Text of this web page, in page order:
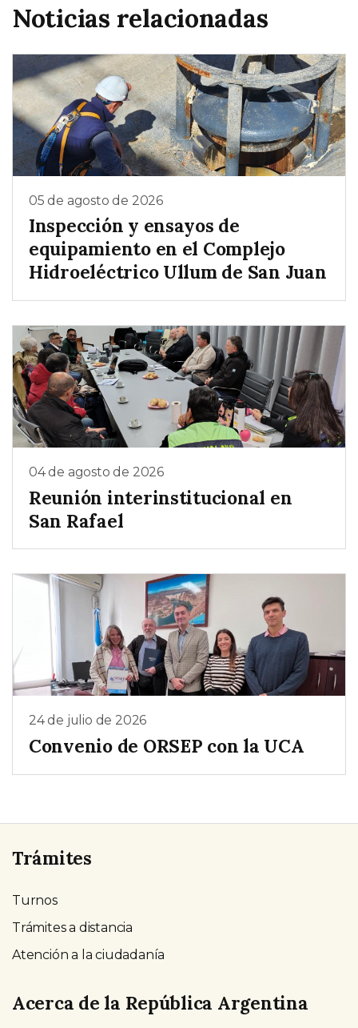
Noticias relacionadas
05 de agosto de 2026
Inspección y ensayos de
equipamiento en el Complejo
Hidroeléctrico Ullum de San Juan
04 de agosto de 2026
Reunión interinstitucional en
San Rafael
24 de julio de 2026
Convenio de ORSEP con la UCA
Trámites
Turnos
Trámites a distancia
Atención a la ciudadanía
Acerca de la República Argentina